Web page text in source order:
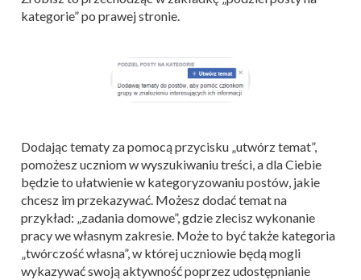
kategorie” po prawej stronie.
Dodając tematy za pomocą przycisku „utwórz temat”,
pomożesz uczniom w wyszukiwaniu treści, a dla Ciebie
będzie to ułatwienie w kategoryzowaniu postów, jakie
chcesz im przekazywać. Możesz dodać temat na
przykład: „zadania domowe”, gdzie zlecisz wykonanie
pracy we własnym zakresie. Może to być także kategoria
„twórczość własna”, w której uczniowie będą mogli
wykazywać swoją aktywność poprzez udostępnianie